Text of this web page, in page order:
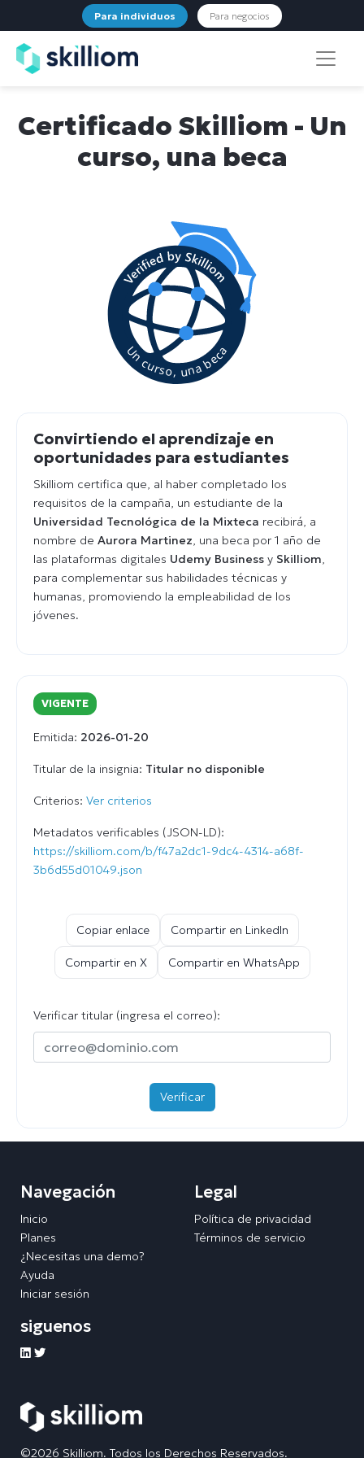
Para individuos Para negocios
Certificado Skilliom - Un
curso, una beca
Convirtiendo el aprendizaje en
oportunidades para estudiantes
Skilliom certifica que, al haber completado los
requisitos de la campaña, un estudiante de la
Universidad Tecnológica de la Mixteca recibirá, a
nombre de Aurora Martinez , una beca por 1 año de
las plataformas digitales Udemy Business y Skilliom
para complementar sus habilidades técnicas y
humanas, promoviendo la empleabilidad de los
jóvenes.
VIGENTE
Emitida: 2026-01-20
Titular de la insignia: Titular no disponible
Criterios: Ver criterios
Metadatos verificables (JSON-LD):
https://skilliom.com/b/f47a2dc1-9dc4-4314-a68f-
3b6d55d01049.json
Copiar enlace Compartir en LinkedIn
Compartir en X Compartir en WhatsApp
Verificar titular (ingresa el correo):
Verificar
©2026 Skilliom. Todos los Derechos Reservados.
Navegación
Inicio
Planes
¿Necesitas una demo?
Ayuda
Iniciar sesión
Legal
Política de privacidad
Términos de servicio
siguenos